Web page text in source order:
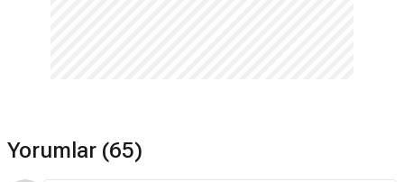
Yorumlar (65)